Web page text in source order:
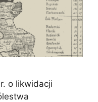
o likwidacji